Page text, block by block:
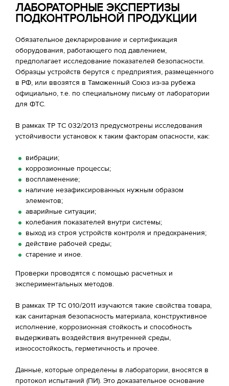
ЛАБОРАТОРНЫЕ ЭКСПЕРТИЗЫ
ПОДКОНТРОЛЬНОЙ ПРОДУКЦИИ
Обязательное декларирование и сертификация
оборудования, работающего под давлением,
предполагает исследование показателей безопасности.
Образцы устройств берутся с предприятия, размещенного
в РФ, или ввозятся в Таможенный Союз из-за рубежа
официально, т.е. по специальному письму от лаборатории
для ФТС.
В рамках ТР ТС 032/2013 предусмотрены исследования
устойчивости установок к таким факторам опасности, как:
вибрации;
коррозионные процессы;
воспламенение;
наличие незафиксированных нужным образом
элементов;
аварийные ситуации;
колебания показателей внутри системы;
выход из строя устройств контроля и предохранения;
действие рабочей среды;
старение и иное.
Проверки проводятся с помощью расчетных и
экспериментальных методов.
В рамках ТР ТС 010/2011 изучаются такие свойства товара,
как санитарная безопасность материала, конструктивное
исполнение, коррозионная стойкость и способность
выдерживать воздействия внутренней среды,
износостойкость, герметичность и прочее.
Данные, которые определены в лаборатории, вносятся в
протокол испытаний (ПИ). Это доказательное основание